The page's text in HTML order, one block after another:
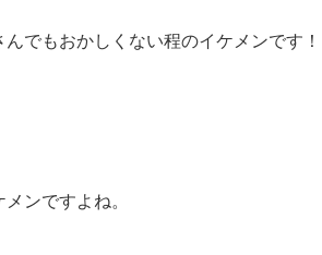
でもおかしくない程のイケメンです！
ンですよね。